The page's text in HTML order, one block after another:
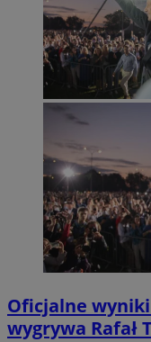
Oficjalne
wygrywa Rafał